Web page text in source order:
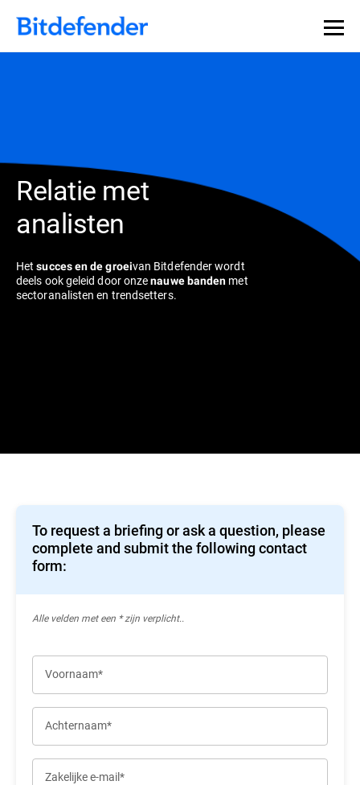
Relatie met
analisten
Hetsucces en de groeivan Bitdefender wordt
deels ook geleid door onzenauwe banden met
sectoranalisten en trendsetters.
To request a briefing or ask a question, please
complete and submit the following contact
form:
Alle velden met een * zijn verplicht..
Voornaam*
Achternaam*
Zakelijke e-mail*